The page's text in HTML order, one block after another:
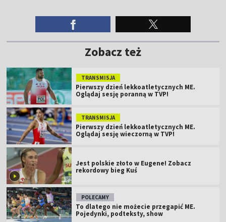
Zobacz też
TRANSMISJA
Pierwszy dzień lekkoatletycznych ME.
Oglądaj sesję poranną w TVP!
TRANSMISJA
Pierwszy dzień lekkoatletycznych ME.
Oglądaj sesję wieczorną w TVP!
Jest polskie złoto w Eugene! Zobacz
rekordowy bieg Kuś
POLECAMY
To dlatego nie możecie przegapić ME.
Pojedynki, podteksty, show